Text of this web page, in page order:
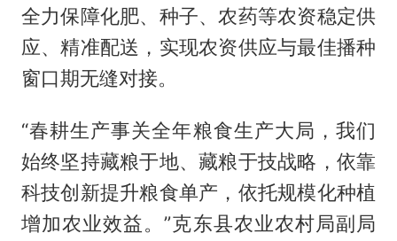
全力保障化肥、种子、农药等农资稳定供
应、精准配送，实现农资供应与最佳播种
窗口期无缝对接。
“春耕生产事关全年粮食生产大局，我们
始终坚持藏粮于地、藏粮于技战略，依靠
科技创新提升粮食单产，依托规模化种植
增加农业效益。”克东县农业农村局副局